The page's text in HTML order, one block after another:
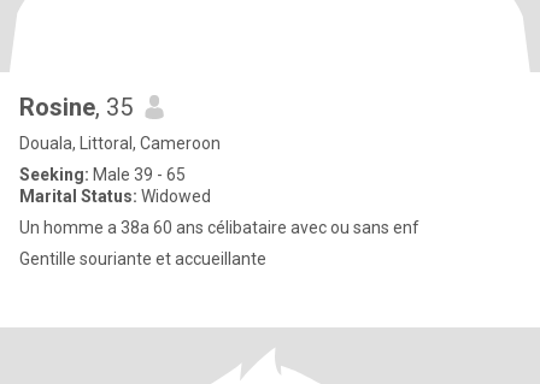
Rosine, 35
Douala, Littoral, Cameroon
Seeking: Male 39 - 65
Marital Status: Widowed
Un homme a 38a 60 ans célibataire avec ou sans enf
Gentille souriante et accueillante